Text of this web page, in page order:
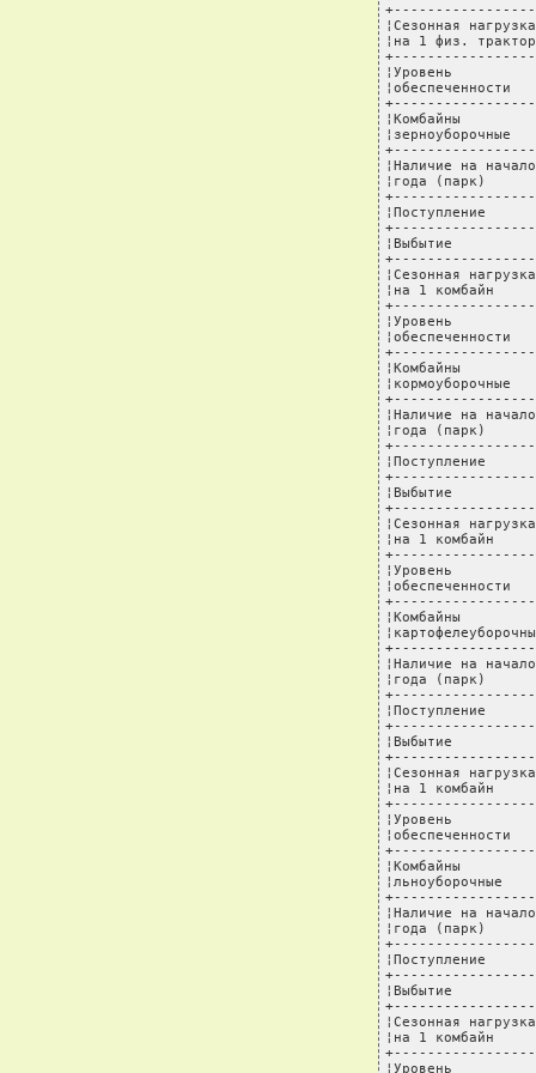
¦Сезонная
¦на 1 физ.
¦Уровень
¦Комбайны
¦Наличие на
¦года
¦Поступление
¦Выбытие
¦Сезонная
¦на 1
¦Уровень
¦Комбайны
¦Наличие на
¦года
¦Поступление
¦Выбытие
¦Сезонная
¦на 1
¦Уровень
¦Комбайны
¦Наличие на
¦года
¦Поступление
¦Выбытие
¦Сезонная
¦на 1
¦Уровень
¦Комбайны
¦Наличие на
¦года
¦Поступление
¦Выбытие
¦Сезонная
¦на 1
¦Уровень